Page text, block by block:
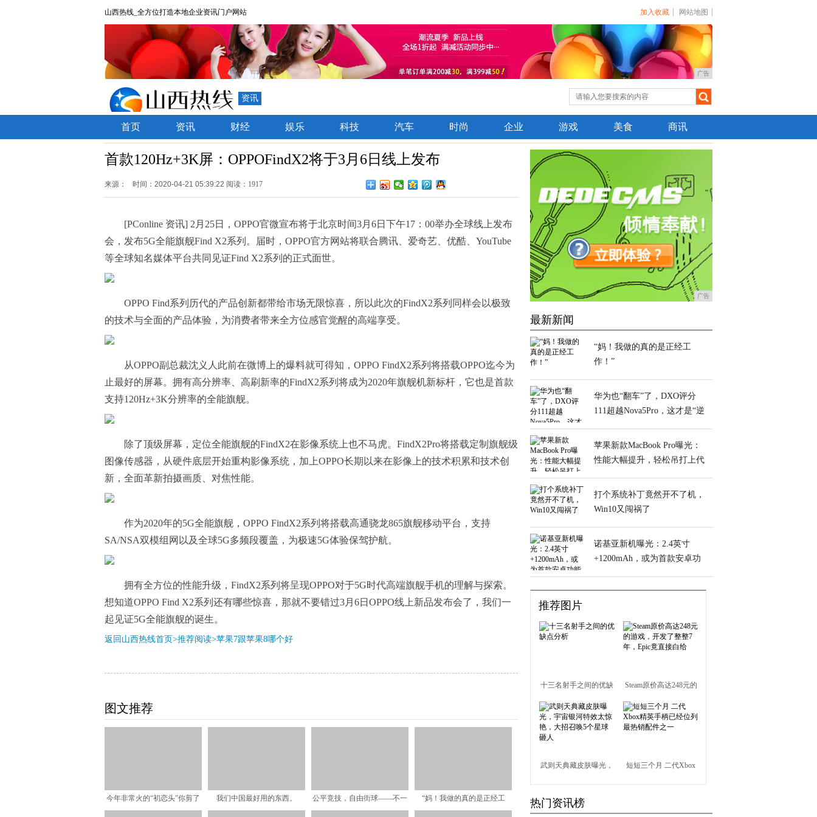
山西热线_全方位打造本地企业资讯门户网站 加入收藏 网站地图
广告
资讯
首页 资讯 财经 娱乐 科技 汽车 时尚 企业 游戏 美食 商讯
首款120Hz+3K屏：OPPOFindX2将于3月6日线上发布
来源： 时间：2020-04-21 05:39:22 阅读：1917
[PConline 资讯] 2月25日，OPPO官微宣布将于北京时间3月6日下午17：00举办全球线上发布
会，发布5G全能旗舰Find X2系列。届时，OPPO官方网站将联合腾讯、爱奇艺、优酷、YouTube
等全球知名媒体平台共同见证Find X2系列的正式面世。
OPPO Find系列历代的产品创新都带给市场无限惊喜，所以此次的FindX2系列同样会以极致
的技术与全面的产品体验，为消费者带来全方位感官觉醒的高端享受。
从OPPO副总裁沈义人此前在微博上的爆料就可得知，OPPO FindX2系列将搭载OPPO迄今为
止最好的屏幕。拥有高分辨率、高刷新率的FindX2系列将成为2020年旗舰机新标杆，它也是首款
支持120Hz+3K分辨率的全能旗舰。
除了顶级屏幕，定位全能旗舰的FindX2在影像系统上也不马虎。FindX2Pro将搭载定制旗舰级
图像传感器，从硬件底层开始重构影像系统，加上OPPO长期以来在影像上的技术积累和技术创
新，全面革新拍摄画质、对焦性能。
作为2020年的5G全能旗舰，OPPO FindX2系列将搭载高通骁龙865旗舰移动平台，支持
SA/NSA双模组网以及全球5G多频段覆盖，为极速5G体验保驾护航。
拥有全方位的性能升级，FindX2系列将呈现OPPO对于5G时代高端旗舰手机的理解与探索。
想知道OPPO Find X2系列还有哪些惊喜，那就不要错过3月6日OPPO线上新品发布会了，我们一
起见证5G全能旗舰的诞生。
返回山西热线首页>推荐阅读>苹果7跟苹果8哪个好
图文推荐
今年非常火的“初恋头”你剪了
我们中国最好用的东西。
公平竞技，自由街球——不一
“妈！我做的真的是正经工
广告
最新新闻
“妈！我做的真的是正经工
作！”
华为也“翻车”了，DXO评分
111超越Nova5Pro，这才是“逆
苹果新款MacBook Pro曝光：
性能大幅提升，轻松吊打上代
打个系统补丁竟然开不了机，
Win10又闯祸了
诺基亚新机曝光：2.4英寸
+1200mAh，或为首款安卓功
推荐图片
十三名射手之间的优缺
点分析
Steam原价高达248元的
游戏，开发了整整7
年，Epic竟直接白给
武则天典藏皮肤曝光，
大招召唤5个星球砸人
短短三个月 二代Xbox
热门资讯榜